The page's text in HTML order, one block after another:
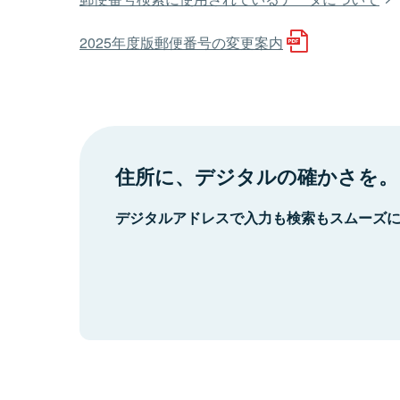
2025年度版郵便番号の変更案内
住所に、デジタルの確かさを。
デジタルアドレスで入力も検索もスムーズ